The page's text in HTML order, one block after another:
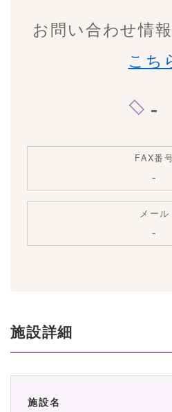
お問い合わせ情
こち
-
FAX番
-
メール
-
施設詳細
施設名